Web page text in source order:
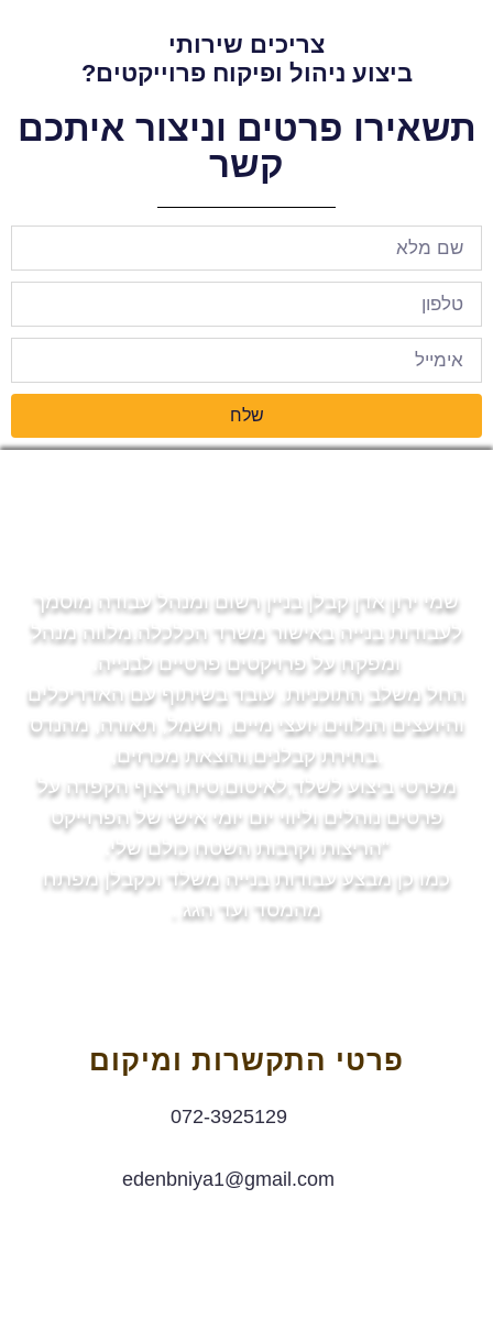
צריכים שירותי
ביצוע ניהול ופיקוח פרוייקטים?
תשאירו פרטים וניצור איתכם
קשר
שלח
שמי ירון אדן קבלן בניין רשום ומנהל עבודה מוסמך
לעבודות בנייה באישור משרד הכלכלה.מלווה מנהל
ומפקח על פרויקטים פרטיים לבנייה.
החל משלב התוכניות. עובד בשיתוף עם האדריכלים
והיועצים הנלווים.יועצי מיים, חשמל, תאורה, מהנדס
.בחירת קבלנים,והוצאת מכרזים,
מפרטי ביצוע לשלד,לאיטום,טיח,ריצוף הקפדה על
פרטים נוהלים וליווי יום יומי אישי של הפרוייקט
"הריצות וקרבות השטח כולם שלי.
כמו כן מבצע עבודות בנייה משלד וכקבלן מפתח
מהמסד ועד הגג .
פרטי התקשרות ומיקום
072-3925129
edenbniya1@gmail.com